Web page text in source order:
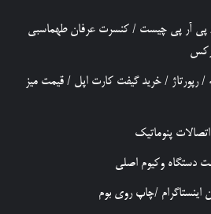
پی آر پی چیست / کنسرت عرفان طهماسبی
/رپورتاژ / خرید گیفت کارت اپل / قیمت میز
اتصالات پنوماتیک
دستگاه وکیوم اصلی
اینستاگرام /چاپ روی بوم